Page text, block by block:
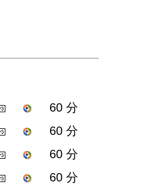
60 分
60 分
60 分
60 分